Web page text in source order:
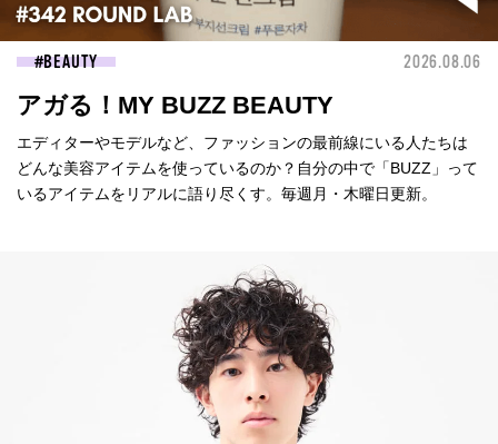
BEAUTY 2026.08.06
アガる！MY BUZZ BEAUTY
エディターやモデルなど、ファッションの最前線にいる人たちは
どんな美容アイテムを使っているのか？自分の中で「BUZZ」って
いるアイテムをリアルに語り尽くす。毎週月・木曜日更新。